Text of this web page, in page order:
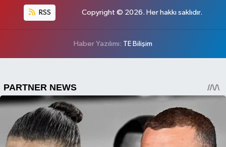
RSS Copyright © 2026. Her hakkı saklıdır.
Haber Yazılımı: TE Bilişim